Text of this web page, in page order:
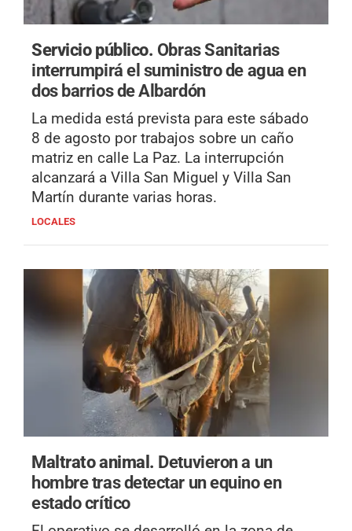
Servicio público. Obras Sanitarias
interrumpirá el suministro de agua en
dos barrios de Albardón
La medida está prevista para este sábado
8 de agosto por trabajos sobre un caño
matriz en calle La Paz. La interrupción
alcanzará a Villa San Miguel y Villa San
Martín durante varias horas.
LOCALES
Maltrato animal. Detuvieron a un
hombre tras detectar un equino en
estado crítico